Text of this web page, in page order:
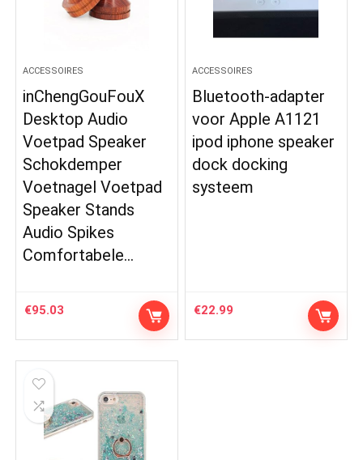
ACCESSOIRES
inChengGouFouX
Desktop Audio
Voetpad Speaker
Schokdemper
Voetnagel Voetpad
Speaker Stands
Audio Spikes
Comfortabele…
€95.03
ACCESSOIRES
Bluetooth-adapter
voor Apple A1121
ipod iphone speaker
dock docking
systeem
€22.99